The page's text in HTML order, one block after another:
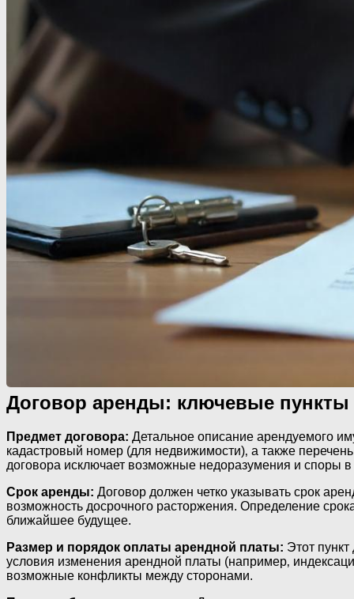
Договор аренды: ключевые пункты
Предмет договора: Детальное описание арендуемого
кадастровый номер (для недвижимости)‚ а также
договора исключает возможные недоразумения и споры
Срок аренды: Договор должен четко указывать срок
возможность досрочного расторжения. Определение
ближайшее будущее.
Размер и порядок оплаты арендной платы: Этот
условия изменения арендной платы (например‚
возможные конфликты между сторонами.